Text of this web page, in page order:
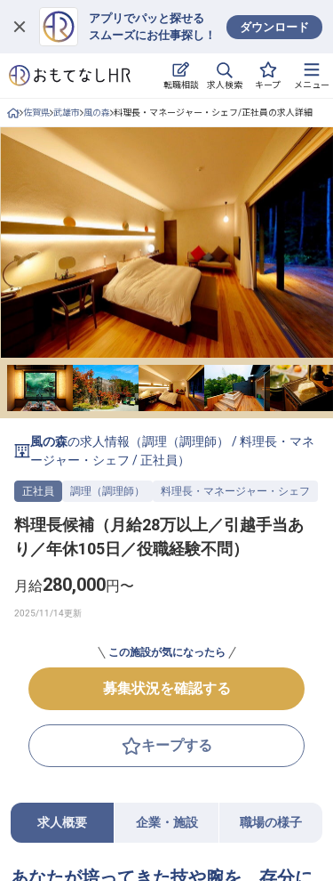
アプリでパッと探せる
スムーズにお仕事探し！
ダウンロード
転職相談 求人検索 キープ メニュー
ログイン
求人・施設を探す
キープした求人
就職・転職 合同説明会
おもてなしHRについて
ご利用の流れ
よくある質問
ホテル・宿泊業界情報コラム
無料 転職サポートに申し込む
佐賀県 武雄市 風の森 料理長・マネージャー・シェフ/正社員の求人詳細
風の森の求人情報（調理（調理師） /料理長・マネ
ージャー・シェフ /正社員 ）
正社員 調理（調理師） 料理長・マネージャー・シェフ
料理長候補（月給28万以上／引越手当あ
り／年休105日／役職経験不問）
月給280,000円〜
この施設が気になったら
募集状況を確認する
キープする
求人概要 企業・施設 職場の様子